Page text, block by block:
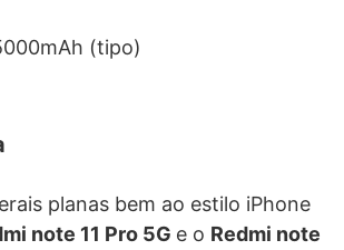
(tipo)
planas bem ao estilo iPhone
note 11 Pro 5G e o Redmi note